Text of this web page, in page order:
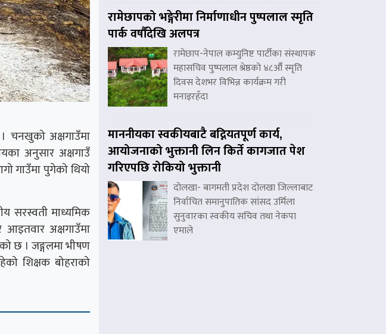
चनखुको अक्षगाउँमा
अनुसार अक्षगाउँ
गाउँमा पुगेको थियो
सरस्वती माध्यमिक
आइतवार अक्षगाउँमा
छ । जङ्गलमा भीषण
शिक्षक बोहराको
रामेछापको भङ्गेरीमा निर्माणाधीन पुष्पलाल स्मृति
पार्क वर्षौंदेखि अलपत्र
रामेछाप-नेपाल कम्युनिष्ट पार्टीका संस्थापक
महासचिव पुष्पलाल श्रेष्ठको ४८औँ स्मृति
दिवस देशभर विभिन्न कार्यक्रम गरी
मनाइरहँदा
माननीयका स्वकीयबाटै बद्नियतपूर्ण कार्य,
आयोजनाको भुक्तानी लिन किर्ते कागजात पेश
गरिएपछि रोकियो भुक्तानी
दोलखा- बागमती प्रदेश दोलखा जिल्लाबाट
निर्वाचित समानुपातिक सांसद उर्मिला
सुनुवारका स्वकीय सचिव तथा नेकपा
एमाले